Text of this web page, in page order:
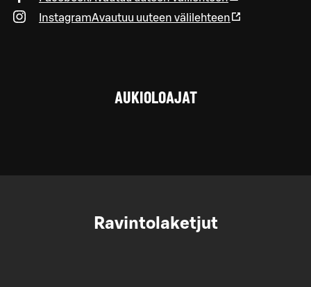
InstagramAvautuu uuteen välilehteen
AUKIOLOAJAT
Ravintolaketjut